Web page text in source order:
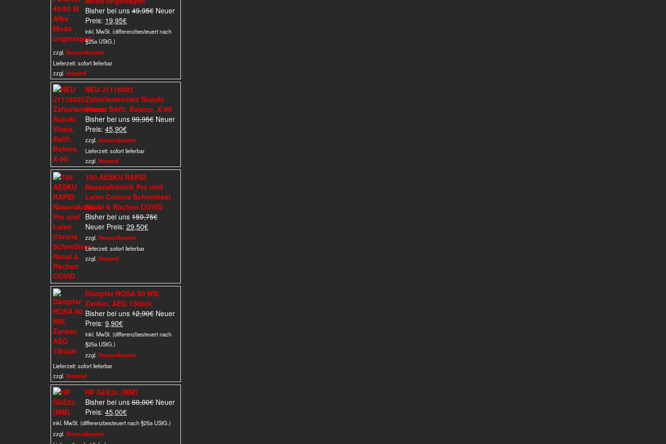
Bisher bei uns 49,95€ Ursprünglicher
war:
Neuer
Preis: 19,95€Aktueller
Preis
inkl. MwSt. (differenzbesteuert nach
§25a UStG.)
zzgl. Versandkosten
Lieferzeit:sofort lieferbar
zzgl. Versand
NEU J1118002
Zahnriemensatz Suzuki
Vitara, Swift, Baleno, X-90
Bisher bei uns 99,95€ Ursprünglicher
Neuer
Preis: 45,90€Aktueller
Preis
ist:
zzgl. Versandkosten
Lieferzeit:sofort lieferbar
zzgl. Versand
100 AESKU RAPID
Nasenabstrich Pro und
Laien Corona Schnelltest
Nasal & Rachen COVID
Bisher bei uns 159,75€Ursprünglicher
Neuer Preis: 29,50€Aktueller
zzgl. Versandkosten
Lieferzeit:sofort lieferbar
zzgl. Versand
Dämpfer ROSA 80 NW,
Zanker, AEG 1Stück
Bisher bei uns 12,90€ Ursprünglicher
war:
Neuer
Preis: 9,90€Aktueller
Preis
9,90€.
inkl. MwSt. (differenzbesteuert nach
§25a UStG.)
zzgl. Versandkosten
Lieferzeit:sofort lieferbar
zzgl. Versand
HP GbE2c (MM)
Bisher bei uns 60,00€ Ursprünglicher
war:
Neuer
Preis: 45,00€Aktueller
Preis
inkl. MwSt. (differenzbesteuert nach §25a UStG.)
zzgl. Versandkosten